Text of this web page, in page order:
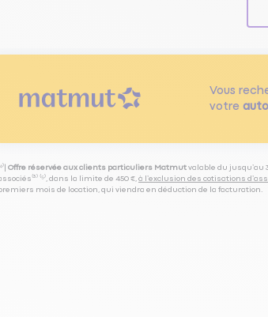
Vous
votre auto
Offre réservée aux clients particuliers Matmut valable du jusqu’au
⁽⁵⁾, dans la limite de 450 €, à l’exclusion des cotisations
mois de location, qui viendra en déduction de la facturation.